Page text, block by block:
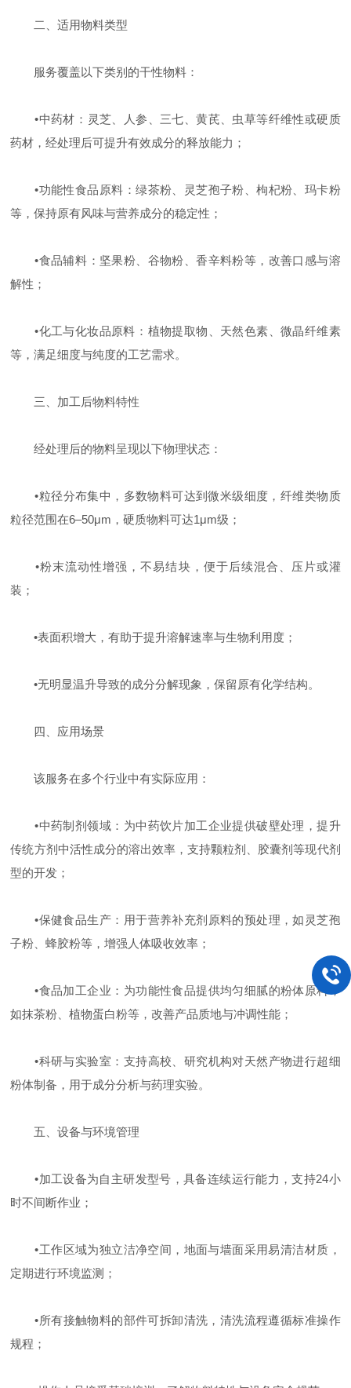
二、适用物料类型
服务覆盖以下类别的干性物料：
‌•中药材‌：灵芝、人参、三七、黄芪、虫草等纤维性或硬质
药材，经处理后可提升有效成分的释放能力；
‌•功能性食品原料‌：绿茶粉、灵芝孢子粉、枸杞粉、玛卡粉
等，保持原有风味与营养成分的稳定性；
‌•食品辅料‌：坚果粉、谷物粉、香辛料粉等，改善口感与溶
解性；
‌•化工与化妆品原料‌：植物提取物、天然色素、微晶纤维素
等，满足细度与纯度的工艺需求。
三、加工后物料特性
经处理后的物料呈现以下物理状态：
•粒径分布集中，多数物料可达到微米级细度，纤维类物质
粒径范围在6–50μm，硬质物料可达1μm级；
•粉末流动性增强，不易结块，便于后续混合、压片或灌
装；
•表面积增大，有助于提升溶解速率与生物利用度；
•无明显温升导致的成分分解现象，保留原有化学结构。
四、应用场景
该服务在多个行业中有实际应用：
‌•中药制剂领域‌：为中药饮片加工企业提供破壁处理，提升
传统方剂中活性成分的溶出效率，支持颗粒剂、胶囊剂等现代剂
型的开发；
‌•保健食品生产‌：用于营养补充剂原料的预处理，如灵芝孢
子粉、蜂胶粉等，增强人体吸收效率；
‌•食品加工企业‌：为功能性食品提供均匀细腻的粉体原料，
如抹茶粉、植物蛋白粉等，改善产品质地与冲调性能；
‌•科研与实验室‌：支持高校、研究机构对天然产物进行超细
粉体制备，用于成分分析与药理实验。
五、设备与环境管理
•加工设备为自主研发型号，具备连续运行能力，支持24小
时不间断作业；
•工作区域为独立洁净空间，地面与墙面采用易清洁材质，
定期进行环境监测；
•所有接触物料的部件可拆卸清洗，清洗流程遵循标准操作
规程；